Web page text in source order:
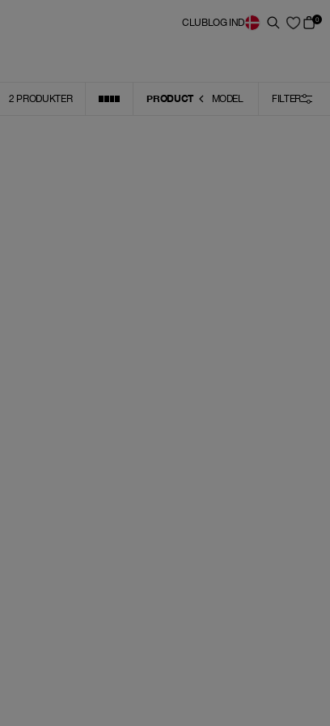
CLUBLOG IND 0
2 PRODUKTER PRODUCT MODEL FILTER